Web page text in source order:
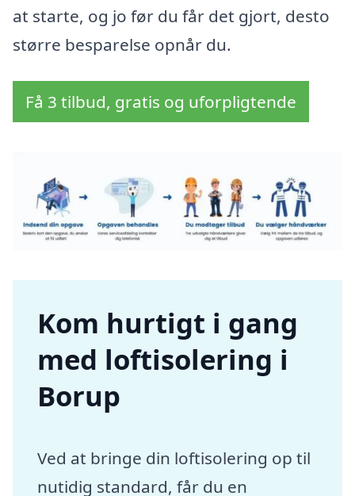
at starte, og jo før du får det gjort, desto
større besparelse opnår du.
Få 3 tilbud, gratis og uforpligtende
Kom hurtigt i gang
med loftisolering i
Borup
Ved at bringe din loftisolering op til
nutidig standard, får du en